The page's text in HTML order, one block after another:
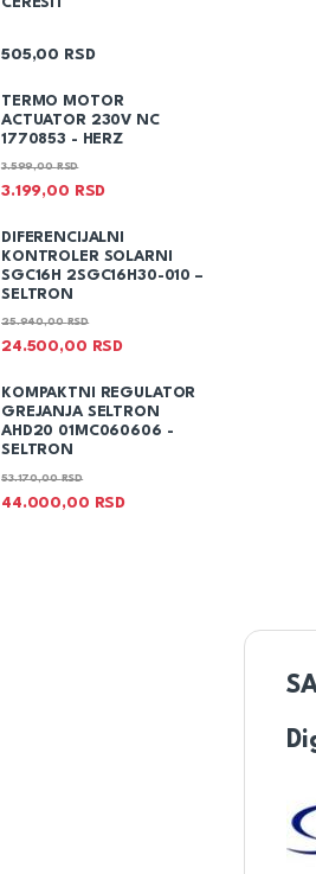
505,00 RSD
TERMO MOTOR
ACTUATOR 230V NC
1770853 - HERZ
3.199,00 RSD
3.599,00RSD
DIFERENCIJALNI
KONTROLER SOLARNI
SGC16H 2SGC16H30-010 –
SELTRON
24.500,00 RSD
25.940,00RSD
KOMPAKTNI REGULATOR
GREJANJA SELTRON
AHD20 01MC060606 -
SELTRON
44.000,00 RSD
53.170,00RSD